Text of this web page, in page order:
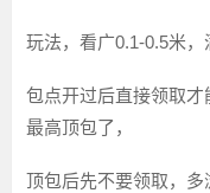
玩法，看广0.1-0.5米，
包点开过后直接领取
最高顶包了，
顶包后先不要领取，多